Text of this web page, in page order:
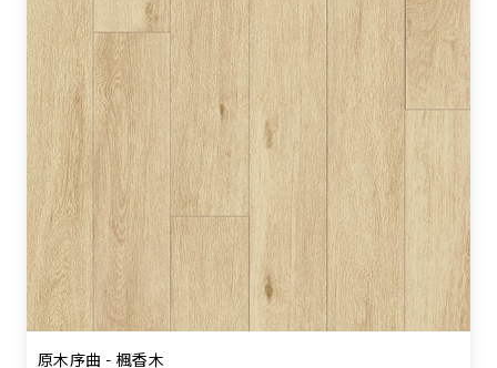
原木序曲 - 楓香木